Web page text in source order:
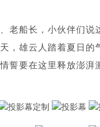
老船长，小伙伴们说
，雄云人踏着夏日的
誓要在这里释放澎湃